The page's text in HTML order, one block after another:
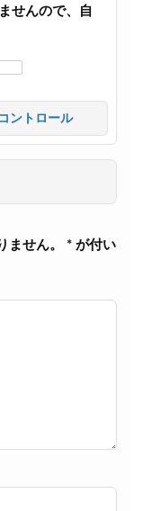
せんので、自
ントロール
ません。 *が付い